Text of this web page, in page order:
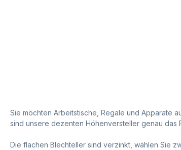
Sie möchten Arbeitstische, Regale und Apparate
sind unsere dezenten Höhenversteller genau das
Die flachen Blechteller sind verzinkt, wählen Sie